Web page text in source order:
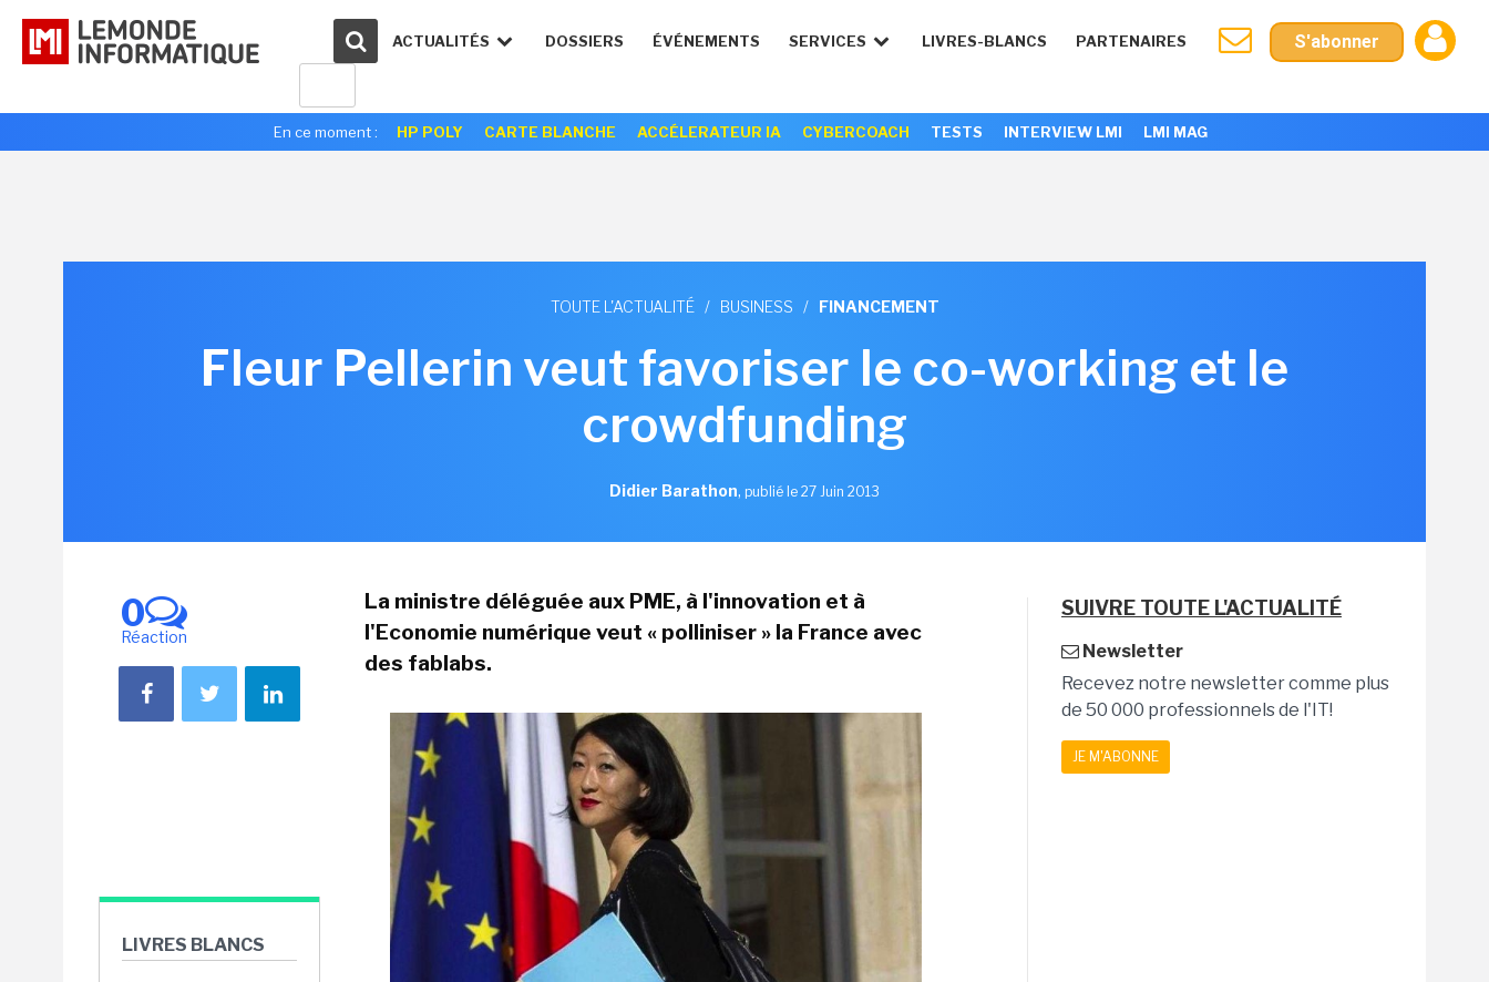
ACTUALITÉS DOSSIERS ÉVÉNEMENTS SERVICES LIVRES-BLANCS PARTENAIRES S'abonner
En ce moment : HP POLY CARTE BLANCHE ACCÉLERATEUR IA CYBERCOACH TESTS INTERVIEW LMI LMI MAG
TOUTE L'ACTUALITÉ / BUSINESS / FINANCEMENT
Fleur Pellerin veut favoriser le co-working et le
crowdfunding
Didier Barathon, publié le 27 Juin 2013
0
Réaction
LIVRES BLANCS
La ministre déléguée aux PME, à l'innovation et à
l'Economie numérique veut « polliniser » la France avec
des fablabs.
SUIVRE TOUTE L'ACTUALITÉ
Newsletter
Recevez notre newsletter comme plus
de 50 000 professionnels de l'IT!
JE M'ABONNE